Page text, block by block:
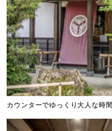
カウンターでゆっくり大人な時間